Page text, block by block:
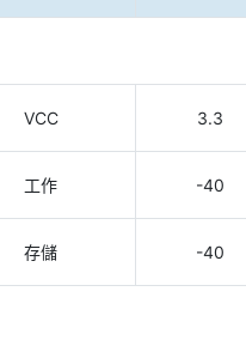
VCC 3.3
工作 -40
存儲 -40